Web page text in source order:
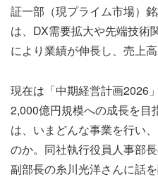
証一部（現プライム市場）
は、DX需要拡大や先端技術
により業績が伸長し、売上
現在は「中期経営計画2026
2,000億円規模への成長を目
は、いまどんな事業を行い
のか。同社執行役員人事部
副部長の糸川光洋さんに話